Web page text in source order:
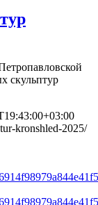
скульптур
kronshled-2025/